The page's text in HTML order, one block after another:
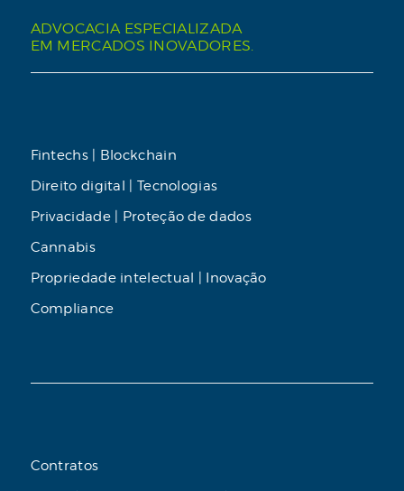
ADVOCACIA ESPECIALIZADA
EM MERCADOS INOVADORES.
Fintechs | Blockchain
Direito digital | Tecnologias
Privacidade | Proteção de dados
Cannabis
Propriedade intelectual | Inovação
Compliance
Contratos